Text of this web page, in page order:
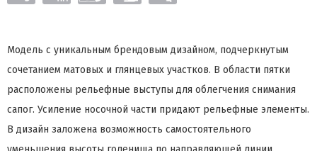
Модель с уникальным брендовым дизайном, подчеркнутым
сочетанием матовых и глянцевых участков. В области пятки
расположены рельефные выступы для облегчения снимания
сапог. Усиление носочной части придают рельефные элементы.
В дизайн заложена возможность самостоятельного